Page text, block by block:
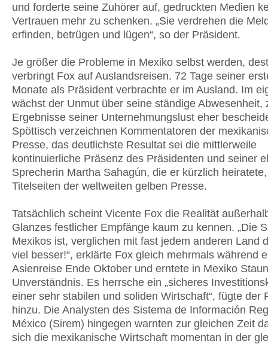
und forderte seine Zuhörer auf, gedruckten Medien
Vertrauen mehr zu schenken. „Sie verdrehen die
erfinden, betrügen und lügen“, so der Präsident.
Je größer die Probleme in Mexiko selbst werden,
verbringt Fox auf Auslandsreisen. 72 Tage seiner
Monate als Präsident verbrachte er im Ausland. Im
wächst der Unmut über seine ständige Abwesenheit,
Er­gebnisse seiner Unternehmungslust eher
Spöttisch verzeichnen Kommentatoren der
Presse, das deutlichste Resultat sei die mittlerweile
kontinuierliche Präsenz des Präsidenten und seiner
Sprecherin Martha Sahagún, die er kürzlich
Titelseiten der weltweiten gelben Presse.
Tatsächlich scheint Vicente Fox die Realität
Glanzes festlicher Empfänge kaum zu kennen. „Die
Mexikos ist, verglichen mit fast jedem anderen Land
viel besser!“, erklärte Fox gleich mehrmals während
Asienreise Ende Oktober und erntete in Mexiko
Unverständnis. Es herrsche ein „sicheres
einer sehr stabilen und soliden Wirtschaft“, fügte der
hinzu. Die Analysten des Sistema de Información
México (Sirem) hingegen warnten zur gleichen Zeit
sich die mexikanische Wirtschaft momentan in der